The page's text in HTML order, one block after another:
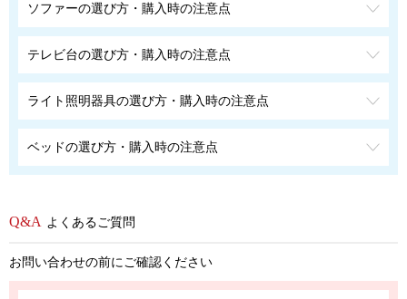
ソファーの選び方・購入時の注意点
テレビ台の選び方・購入時の注意点
ライト照明器具の選び方・購入時の注意点
ベッドの選び方・購入時の注意点
よくあるご質問
お問い合わせの前にご確認ください